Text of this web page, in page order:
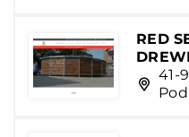
RED
41-